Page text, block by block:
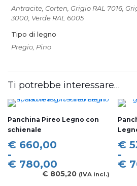
Antracite, Corten, Grigio RAL 7016,
3000, Verde RAL 6005
Tipo di legno
Pregio, Pino
Ti potrebbe interessare…
Panchina Pireo Legno con
schienale
€ 660,00
-
€ 780,00
Fascia
di
prezzo:
€ 805,20 (IVA incl.)
€
-
€
di